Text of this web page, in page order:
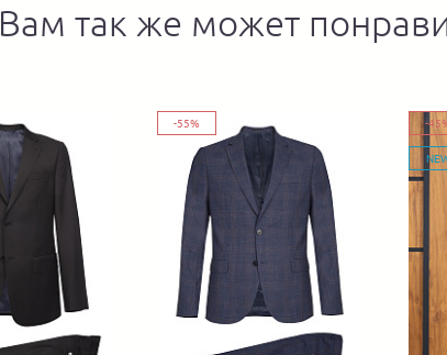
Вам так же может
-55% -